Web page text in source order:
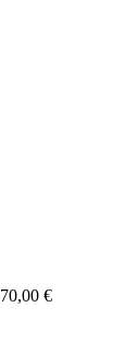
70,00 €